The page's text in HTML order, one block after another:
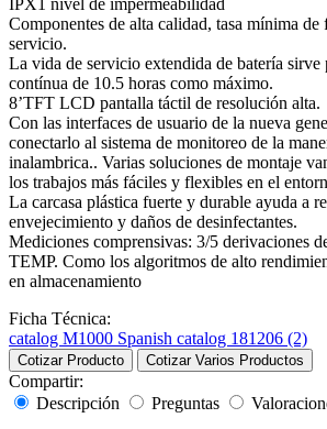
Componentes de alta calidad, tasa mínima
servicio.
La vida de servicio extendida de batería
contínua de 10.5 horas como máximo.
8’TFT LCD pantalla táctil de resolución alta.
Con las interfaces de usuario de la nueva
conectarlo al sistema de monitoreo de la
inalambrica.. Varias soluciones de montaje
los trabajos más fáciles y flexibles en el
La carcasa plástica fuerte y durable ayuda a
envejecimiento y daños de desinfectantes.
Mediciones comprensivas: 3/5 derivaciones
TEMP. Como los algoritmos de alto
en almacenamiento
Ficha Técnica:
catalog M1000 Spanish catalog 181206 (2)
Cotizar Producto Cotizar Varios Productos
Compartir:
Descripción
Preguntas